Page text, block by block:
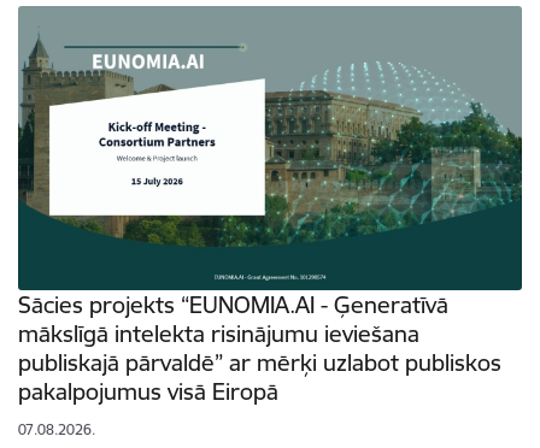
Sācies projekts “EUNOMIA.AI - Ģeneratīvā
mākslīgā intelekta risinājumu ieviešana
publiskajā pārvaldē” ar mērķi uzlabot publiskos
pakalpojumus visā Eiropā
07.08.2026.